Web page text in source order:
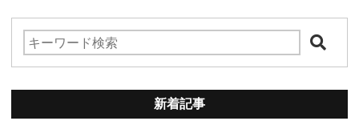
新着記事